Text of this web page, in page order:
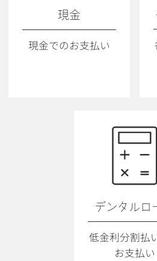
現金
現金でのお支払い
デンタルロ
低金利分割払
お支払い